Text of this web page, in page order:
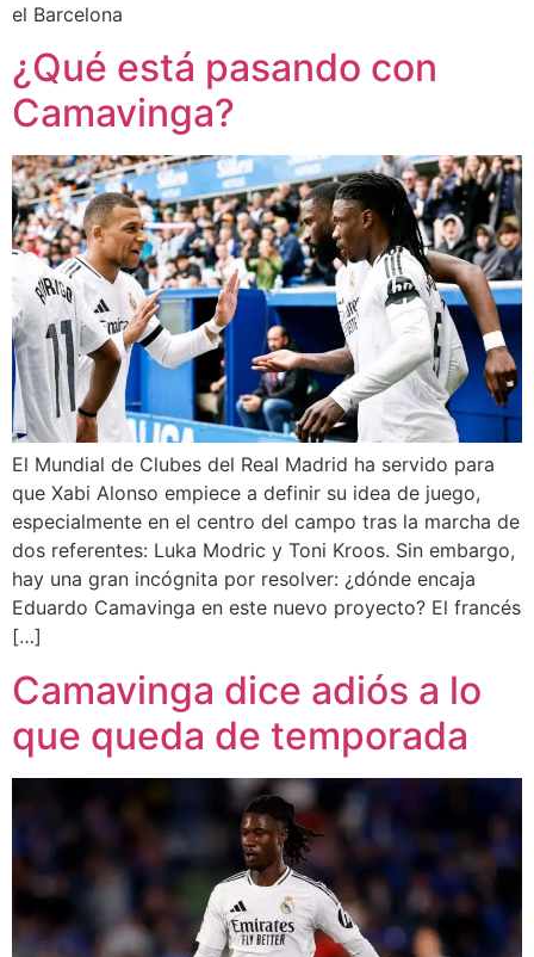
el Barcelona
¿Qué está pasando con
Camavinga?
El Mundial de Clubes del Real Madrid ha servido para
que Xabi Alonso empiece a definir su idea de juego,
especialmente en el centro del campo tras la marcha de
dos referentes: Luka Modric y Toni Kroos. Sin embargo,
hay una gran incógnita por resolver: ¿dónde encaja
Eduardo Camavinga en este nuevo proyecto? El francés
[…]
Camavinga dice adiós a lo
que queda de temporada